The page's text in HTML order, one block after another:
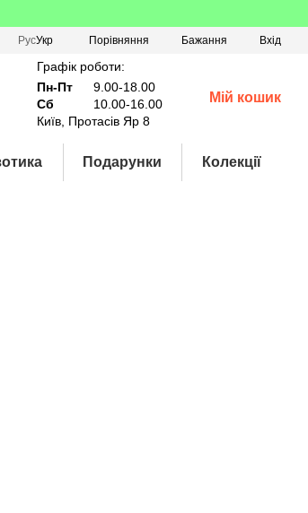
РусУкр Порівняння Бажання Вхід
Графік роботи:
Пн-Пт
9.00-18.00
Сб
10.00-16.00
Київ, Протасів Яр 8
Мій кошик
Подарунки Колекції